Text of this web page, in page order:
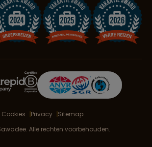
Cookies Privacy
Sitemap
Alle rechten voorbehouden.